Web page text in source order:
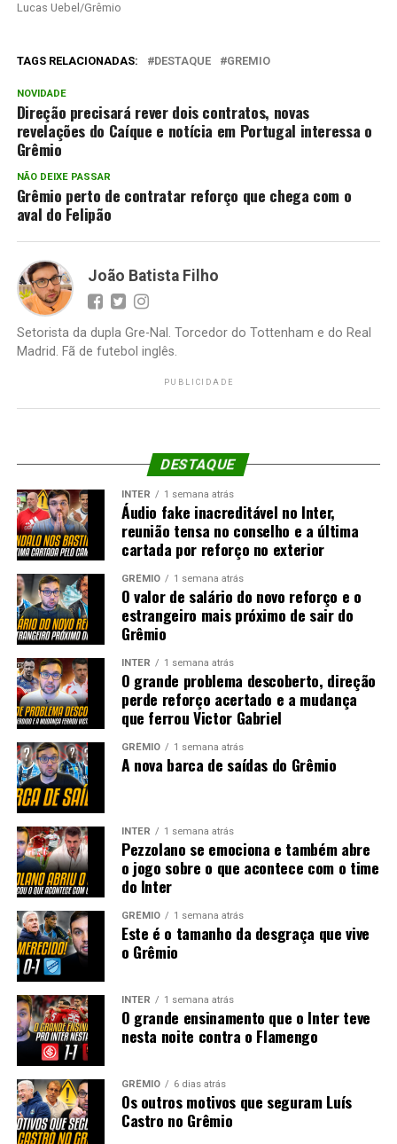
Lucas Uebel/Grêmio
TAGS RELACIONADAS: DESTAQUE GREMIO
NOVIDADE
Direção precisará rever dois contratos, novas
revelações do Caíque e notícia em Portugal interessa o
Grêmio
NÃO DEIXE PASSAR
Grêmio perto de contratar reforço que chega com o
aval do Felipão
João Batista Filho
Setorista da dupla Gre-Nal. Torcedor do Tottenham e do Real
Madrid. Fã de futebol inglês.
PUBLICIDADE
DESTAQUE
INTER 1 semana atrás
Áudio fake inacreditável no Inter,
reunião tensa no conselho e a última
cartada por reforço no exterior
GRÊMIO 1 semana atrás
O valor de salário do novo reforço e o
estrangeiro mais próximo de sair do
Grêmio
INTER 1 semana atrás
O grande problema descoberto, direção
perde reforço acertado e a mudança
que ferrou Victor Gabriel
GRÊMIO 1 semana atrás
A nova barca de saídas do Grêmio
INTER 1 semana atrás
Pezzolano se emociona e também abre
o jogo sobre o que acontece com o time
do Inter
GRÊMIO 1 semana atrás
Este é o tamanho da desgraça que vive
o Grêmio
INTER 1 semana atrás
O grande ensinamento que o Inter teve
nesta noite contra o Flamengo
GRÊMIO 6 dias atrás
Os outros motivos que seguram Luís
Castro no Grêmio